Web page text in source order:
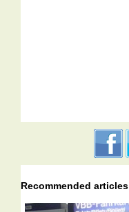
Recommended articles